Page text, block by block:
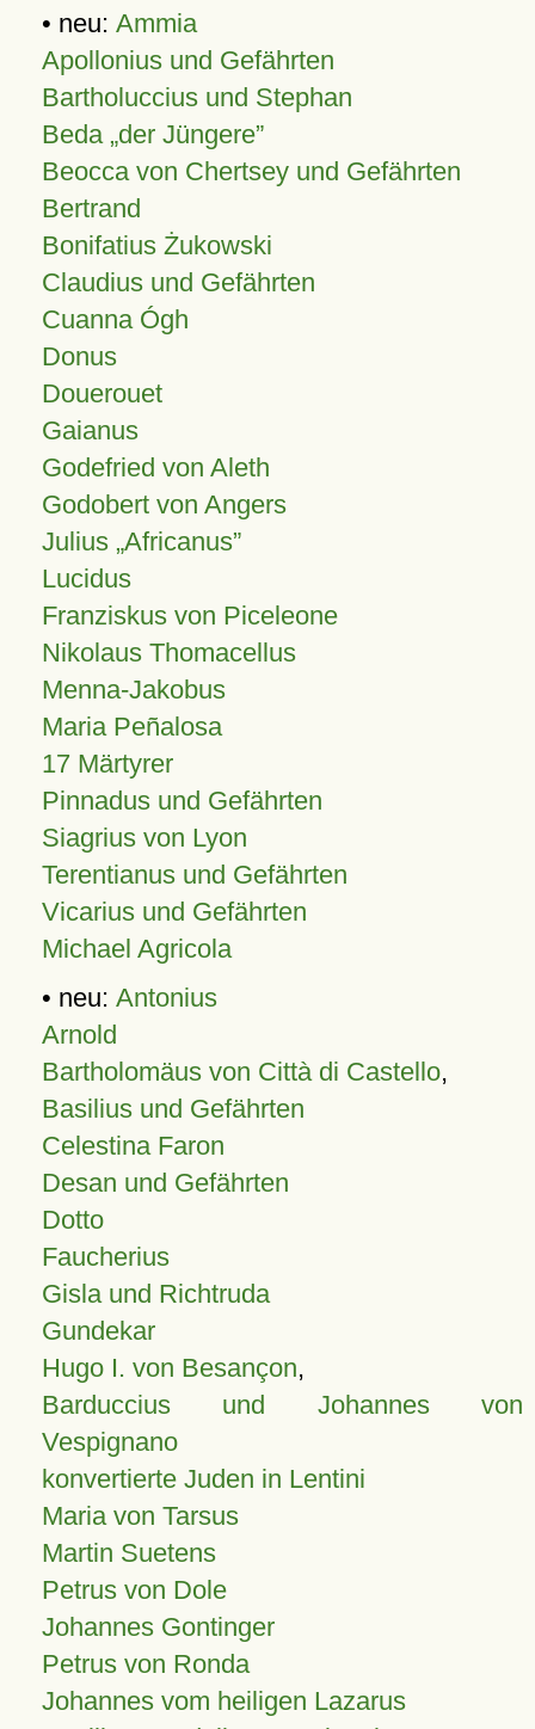
• neu: Ammia
Apollonius und Gefährten
Bartholuccius und Stephan
Beda „der Jüngere”
Beocca von Chertsey und Gefährten
Bertrand
Bonifatius Żukowski
Claudius und Gefährten
Cuanna Ógh
Donus
Douerouet
Gaianus
Godefried von Aleth
Godobert von Angers
Julius Africanus
Lucidus
Franziskus von Piceleone
Nikolaus Thomacellus
Menna-Jakobus
Maria Peñalosa
17 Märtyrer
Pinnadus und Gefährten
Siagrius von Lyon
Terentianus und Gefährten
Vicarius und Gefährten
Michael Agricola
• neu: Antonius
Arnold
Bartholomäus von Città di Castello,
Basilius und Gefährten
Celestina Faron
Desan und Gefährten
Dotto
Faucherius
Gisla und Richtruda
Gundekar
Hugo I. von Besançon,
Barduccius und Johannes von
Vespignano
konvertierte Juden in Lentini
Maria von Tarsus
Martin Suetens
Petrus von Dole
Johannes Gontinger
Petrus von Ronda
Johannes vom heiligen Lazarus